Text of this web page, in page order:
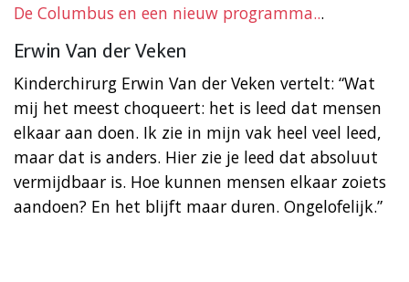
De Columbus en een nieuw programma...
Erwin Van der Veken
Kinderchirurg Erwin Van der Veken vertelt: “Wat
mij het meest choqueert: het is leed dat mensen
elkaar aan doen. Ik zie in mijn vak heel veel leed,
maar dat is anders. Hier zie je leed dat absoluut
vermijdbaar is. Hoe kunnen mensen elkaar zoiets
aandoen? En het blijft maar duren. Ongelofelijk.”